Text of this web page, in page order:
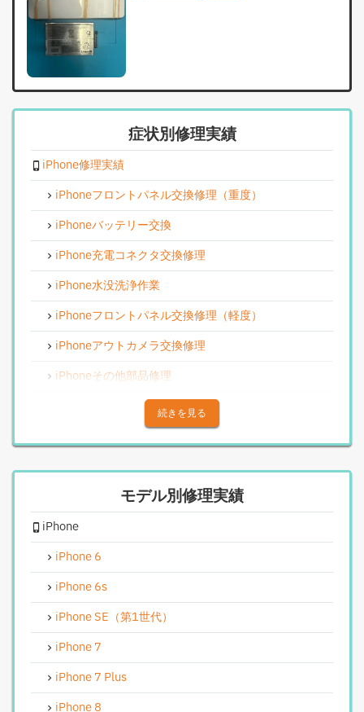
症状別修理実績
iPhone修理実績
iPhoneフロントパネル交換修理（重度）
iPhoneバッテリー交換
iPhone充電コネクタ交換修理
iPhone水没洗浄作業
iPhoneフロントパネル交換修理（軽度）
iPhoneアウトカメラ交換修理
iPhoneその他部品修理
iPhoneアウトカメラレンズ交換修理
iPhoneスピーカー関連修理
iPhoneカメラレンズガラス交換修理
iPhoneインカメラ交換修理
iPhoneリンゴループ、システム復旧
iPhone基板破損修理（軽度）
iPhoneバイブレータ交換修理
Android修理実績
Androidフロントパネル交換修理
Androidバッテリー交換
続きを見る
モデル別修理実績
iPhone
iPhone 6
iPhone 6s
iPhone SE（第1世代）
iPhone 7
iPhone 7 Plus
iPhone 8